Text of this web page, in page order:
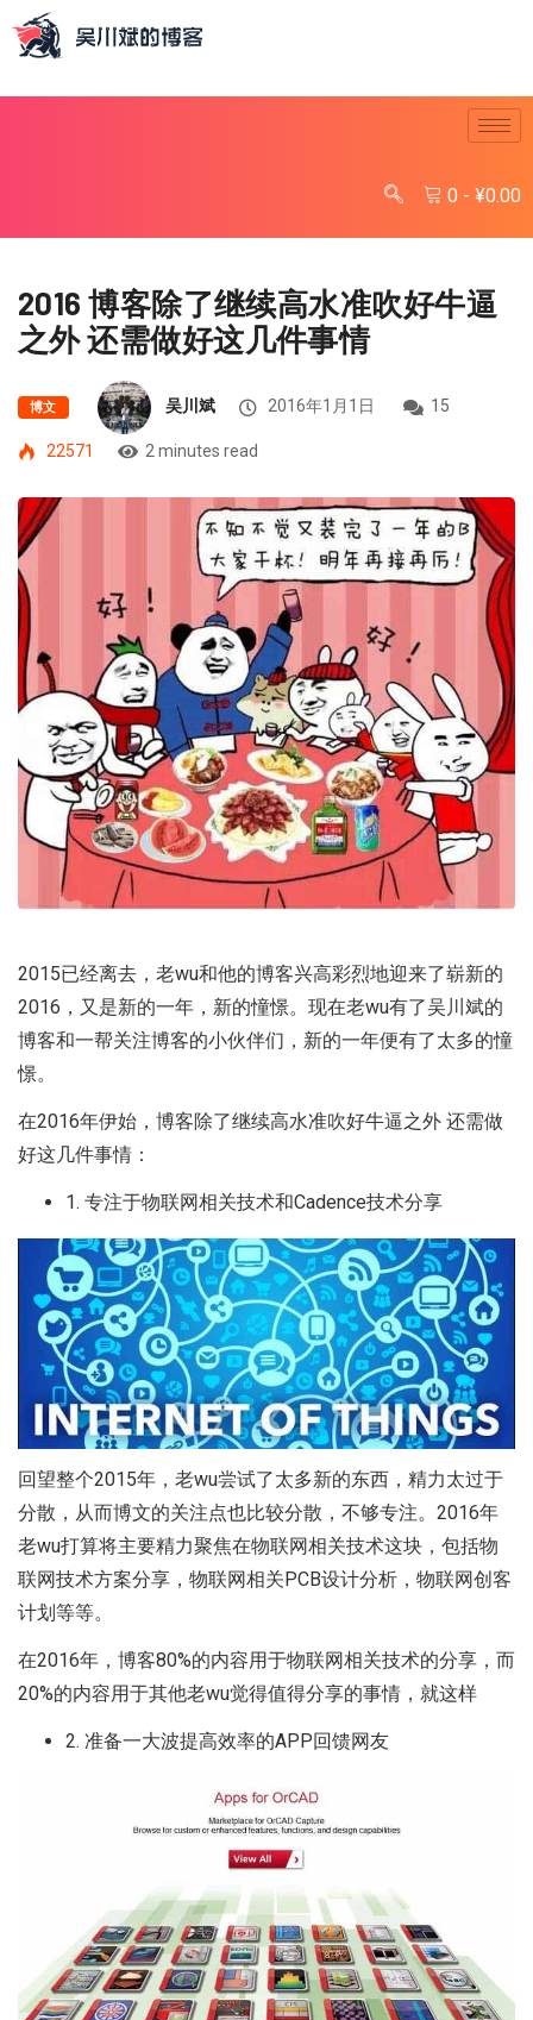
0 - ¥0.00
2016 博客除了继续高水准吹好牛逼
之外 还需做好这几件事情
博文 吴川斌 2016年1月1日 15
22571 2 minutes read
2015已经离去，老wu和他的博客兴高彩烈地迎来了崭新的
2016，又是新的一年，新的憧憬。现在老wu有了吴川斌的
博客和一帮关注博客的小伙伴们，新的一年便有了太多的憧
憬。
在2016年伊始，博客除了继续高水准吹好牛逼之外 还需做
好这几件事情：
1. 专注于物联网相关技术和Cadence技术分享
回望整个2015年，老wu尝试了太多新的东西，精力太过于
分散，从而博文的关注点也比较分散，不够专注。2016年
老wu打算将主要精力聚焦在物联网相关技术这块，包括物
联网技术方案分享，物联网相关PCB设计分析，物联网创客
计划等等。
在2016年，博客80%的内容用于物联网相关技术的分享，而
20%的内容用于其他老wu觉得值得分享的事情，就这样
2. 准备一大波提高效率的APP回馈网友